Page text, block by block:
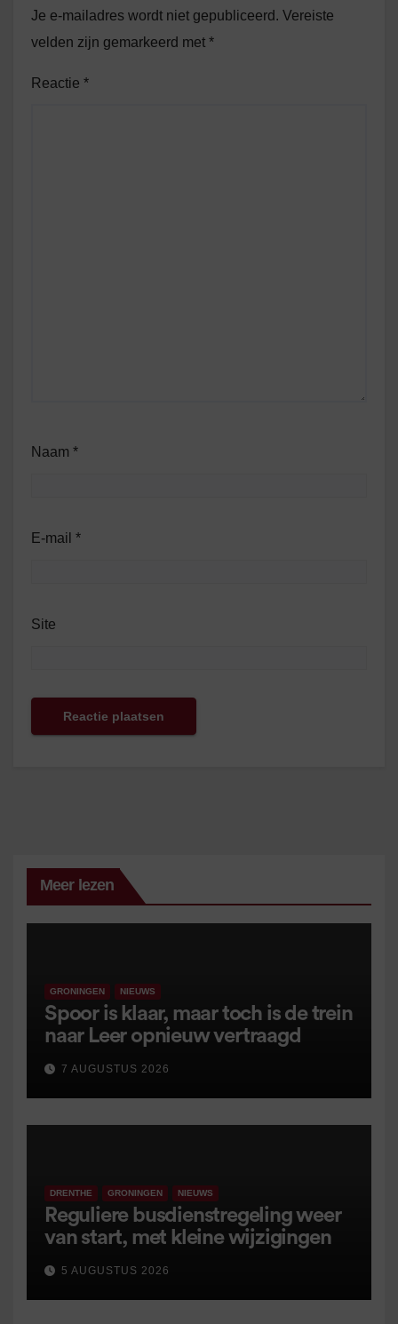
Je e-mailadres wordt niet gepubliceerd. Vereiste
velden zijn gemarkeerd met *
Reactie *
Naam *
E-mail *
Site
Meer lezen
GRONINGEN NIEUWS
Spoor is klaar, maar toch is de trein
naar Leer opnieuw vertraagd
7 AUGUSTUS 2026
DRENTHE GRONINGEN NIEUWS
Reguliere busdienstregeling weer
van start, met kleine wijzigingen
5 AUGUSTUS 2026